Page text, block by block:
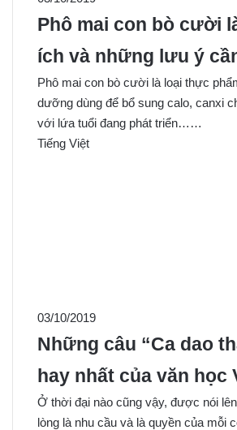
Phô mai con bò cười
ích và những lưu ý
Phô mai con bò cười là loại thực
dưỡng dùng để bổ sung calo, canxi
với lứa tuổi đang phát triển……
Tiếng Việt
03/10/2019
Những câu “Ca dao
hay nhất của văn học
Ở thời đại nào cũng vậy, được nói
lòng là nhu cầu và là quyền của mỗi